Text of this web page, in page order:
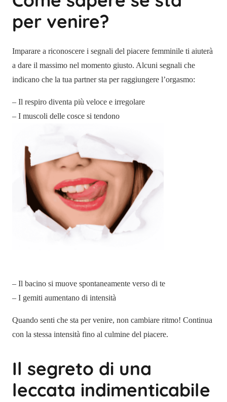
per venire?
Imparare a riconoscere i segnali del piacere femminile ti aiuterà
a dare il massimo nel momento giusto. Alcuni segnali che
indicano che la tua partner sta per raggiungere l’orgasmo:
– Il respiro diventa più veloce e irregolare
– I muscoli delle cosce si tendono
– Il bacino si muove spontaneamente verso di te
– I gemiti aumentano di intensità
Quando senti che sta per venire, non cambiare ritmo! Continua
con la stessa intensità fino al culmine del piacere.
Il segreto di una
leccata indimenticabile